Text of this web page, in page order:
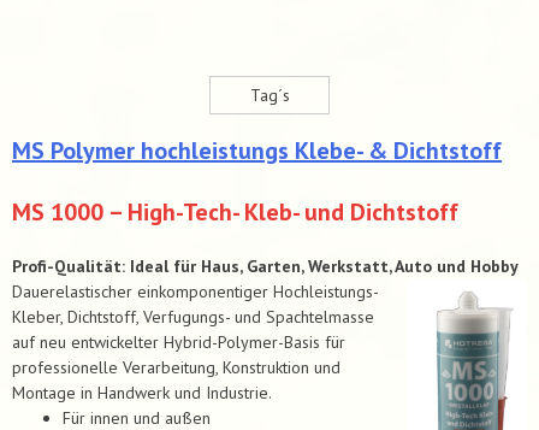
Tag´s
MS Polymer hochleistungs Klebe- & Dichtstoff
MS 1000 – High-Tech- Kleb- und Dichtstoff
Profi-Qualität: Ideal für Haus, Garten, Werkstatt, Auto und Hobby
Dauerelastischer einkomponentiger Hochleistungs-
Kleber, Dichtstoff, Verfugungs- und Spachtelmasse
auf neu entwickelter Hybrid-Polymer-Basis für
professionelle Verarbeitung, Konstruktion und
Montage in Handwerk und Industrie.
Für innen und außen